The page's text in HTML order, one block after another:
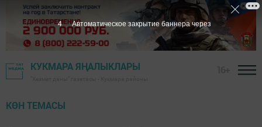
КУКМАРА ЯҢАЛЫКЛАРЫ
КӨН ТЕМАСЫ
1 Автоматическое закрытие баннера через